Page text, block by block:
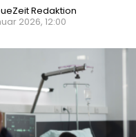
Redaktion
2026, 12:00